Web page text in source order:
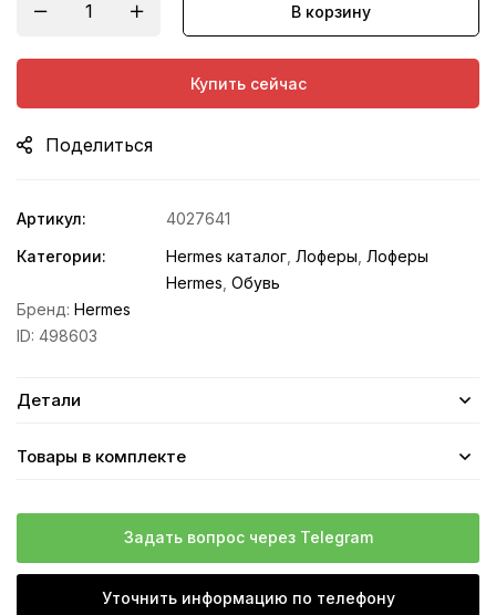
В корзину
Купить сейчас
Поделиться
Артикул:
4027641
Категории:
Hermes каталог Лоферы Лоферы
Hermes Обувь
Бренд: Hermes
ID: 498603
Детали
Товары в комплекте
Задать вопрос через Telegram
Уточнить информацию по телефону